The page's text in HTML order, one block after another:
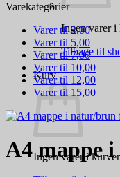
Ingen varer i
Tilbage til
Kurv
Ingen varer i
Varekategorier
Varer til 2,00
Varer til 5,00
Varer til 7,00
Varer til 10,00
Varer til 12,00
Varer til 15,00
A4 mappe